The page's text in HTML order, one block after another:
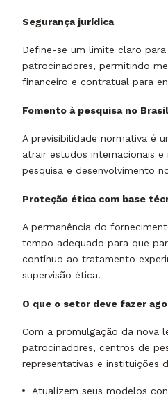
Segurança jurídica
Define-se um limite claro
patrocinadores, permitindo
financeiro e contratual para
Fomento à pesquisa no Brasil
A previsibilidade normativa é
atrair estudos internacionais e
pesquisa e desenvolvimento
Proteção ética com base
A permanência do
tempo adequado para que
contínuo ao tratamento
supervisão ética.
O que o setor deve fazer
Com a promulgação da nova
patrocinadores, centros de
representativas e instituições
Atualizem seus modelos